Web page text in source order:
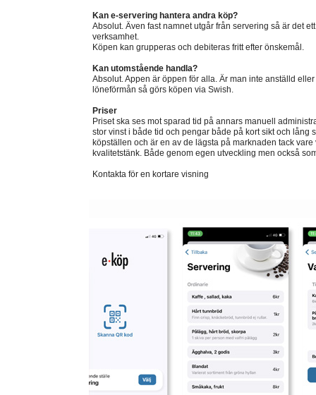
Kan e-servering hantera andra köp?
Absolut. Även fast namnet utgår från servering så är det
verksamhet.
Köpen kan grupperas och debiteras fritt efter önskemål.
Kan utomstående handla?
Absolut. Appen är öppen för alla. Är man inte anställd
löneförmån så görs köpen via Swish.
Priser
Priset ska ses mot sparad tid på annars manuell
stor vinst i både tid och pengar både på kort sikt och lång
köpställen och är en av de lägsta på marknaden tack
kvalitetstänk. Både genom egen utveckling men också
Kontakta för en kortare visning